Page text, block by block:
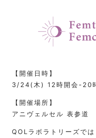
【開催日時】
3/24(木) 12時開会-20
【開催場所】
アニヴェルセル 表参道
QOLラボラトリーズでは